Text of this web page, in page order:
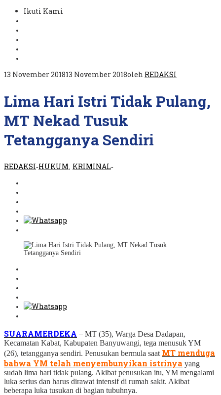
Ikuti Kami
13 November 201813 November 2018oleh REDAKSI
Lima Hari Istri Tidak Pulang,
MT Nekad Tusuk
Tetangganya Sendiri
REDAKSI-HUKUM KRIMINAL-
SUARAMERDEKA – MT (35), Warga Desa Dadapan,
Kecamatan Kabat, Kabupaten Banyuwangi, tega menusuk YM
(26), tetangganya sendiri. Penusukan bermula saat MT menduga
bahwa YM telah menyembunyikan istrinya yang
sudah lima hari tidak pulang. Akibat penusukan itu, YM mengalami
luka serius dan harus dirawat intensif di rumah sakit. Akibat
beberapa luka tusukan di bagian tubuhnya.